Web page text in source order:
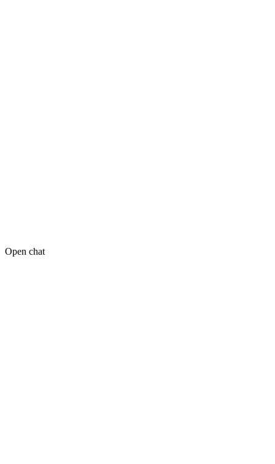
Open chat